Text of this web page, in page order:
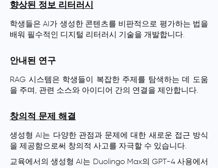
향상된 정보 리터러시
학생들은 AI가 생성한 콘텐츠를 비판적으로 평가하는 법을
배워 필수적인 디지털 리터러시 기술을 개발합니다.
안내된 연구
RAG 시스템은 학생들이 복잡한 주제를 탐색하는 데 도움
을 주며, 관련 소스와 아이디어 간의 연결을 제안합니다.
창의적 문제 해결
생성형 AI는 다양한 관점과 문제에 대한 새로운 접근 방식
을 제공함으로써 창의적 사고를 자극할 수 있습니다.
교육에서의 생성형 AI는 Duolingo Max의 GPT-4 사용에서